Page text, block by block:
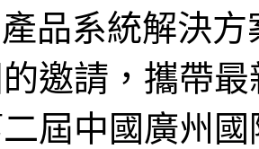
品系統解決
邀請，攜帶
屆中國廣州